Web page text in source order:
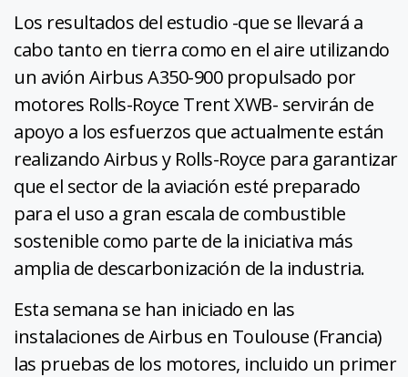
Los resultados del estudio -que se llevará a
cabo tanto en tierra como en el aire utilizando
un avión Airbus A350-900 propulsado por
motores Rolls-Royce Trent XWB- servirán de
apoyo a los esfuerzos que actualmente están
realizando Airbus y Rolls-Royce para garantizar
que el sector de la aviación esté preparado
para el uso a gran escala de combustible
sostenible como parte de la iniciativa más
amplia de descarbonización de la industria.
Esta semana se han iniciado en las
instalaciones de Airbus en Toulouse (Francia)
las pruebas de los motores, incluido un primer